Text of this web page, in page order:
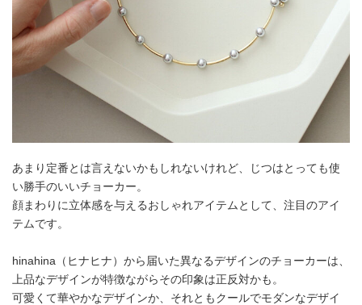
あまり定番とは言えないかもしれないけれど、じつはとっても使
い勝手のいいチョーカー。
顔まわりに立体感を与えるおしゃれアイテムとして、注目のアイ
テムです。
hinahina（ヒナヒナ）から届いた異なるデザインのチョーカーは、
上品なデザインが特徴ながらその印象は正反対かも。
可愛くて華やかなデザインか、それともクールでモダンなデザイ